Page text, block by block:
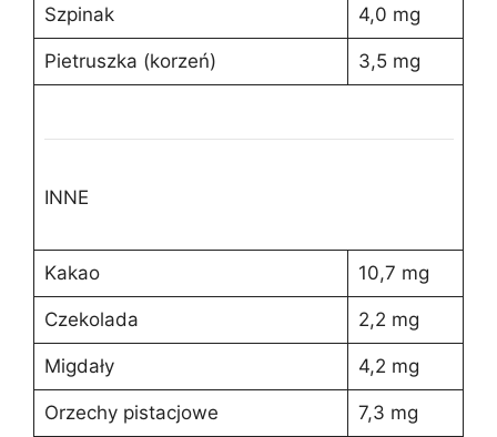
Szpinak 4,0 mg
Pietruszka (korzeń) 3,5 mg
INNE
Kakao 10,7 mg
Czekolada 2,2 mg
Migdały 4,2 mg
Orzechy pistacjowe 7,3 mg